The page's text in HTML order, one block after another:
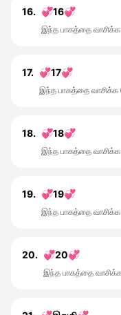
16. 💞16💞
இந்த பாகத்தை
17. 💞17💞
இந்த பாகத்தை
18. 💞18💞
இந்த பாகத்தை
19. 💞19💞
இந்த பாகத்தை
20. 💞20💞
இந்த பாகத்தை